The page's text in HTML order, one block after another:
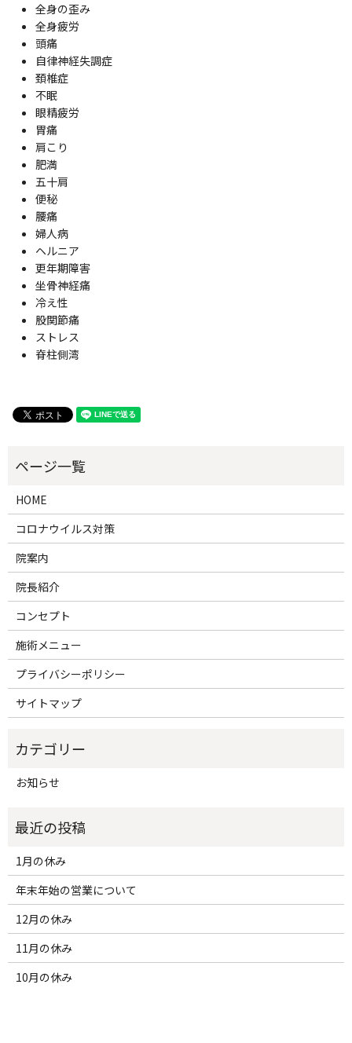
全身の歪み
全身疲労
頭痛
自律神経失調症
頚椎症
不眠
眼精疲労
胃痛
肩こり
肥満
五十肩
便秘
腰痛
婦人病
ヘルニア
更年期障害
坐骨神経痛
冷え性
股関節痛
ストレス
脊柱側湾
HOME
コロナウイルス対策
院案内
院長紹介
コンセプト
施術メニュー
プライバシーポリシー
サイトマップ
お知らせ
1月の休み
年末年始の営業について
12月の休み
11月の休み
10月の休み